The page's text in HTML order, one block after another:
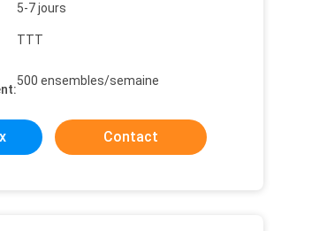
5-7 jours
TTT
500 ensembles/semaine
Contact